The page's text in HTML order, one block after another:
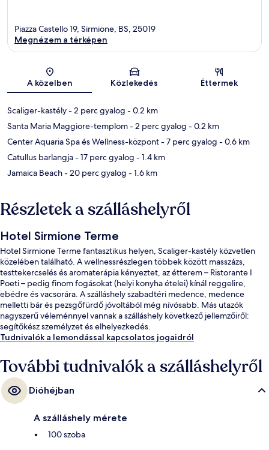
Térkép
Piazza Castello 19, Sirmione, BS, 25019
Megnézem a térképen
A közelben Közlekedés Éttermek
Scaliger-kastély- 2 perc gyalog - 0.2 km
Santa Maria Maggiore-templom- 2 perc gyalog - 0.2 km
Center Aquaria Spa és Wellness-központ- 7 perc gyalog - 0.6 km
Catullus barlangja- 17 perc gyalog - 1.4 km
Jamaica Beach- 20 perc gyalog - 1.6 km
Részletek a szálláshelyről
Hotel Sirmione Terme
Hotel Sirmione Terme fantasztikus helyen, Scaliger-kastély közvetlen
közelében található. A wellnessrészlegen többek között masszázs,
testtekercselés és aromaterápia kényeztet, az étterem – Ristorante I
Poeti – pedig finom fogásokat (helyi konyha ételei) kínál reggelire,
ebédre és vacsorára. A szálláshely szabadtéri medence, medence
melletti bár és pezsgőfürdő jóvoltából még nívósabb. Más utazók
nagyszerű véleménnyel vannak a szálláshely következő jellemzőiről:
segítőkész személyzet és elhelyezkedés.
Tudnivalók a lemondással kapcsolatos jogaidról
További tudnivalók a szálláshelyről
Dióhéjban
A szálláshely mérete
100 szoba